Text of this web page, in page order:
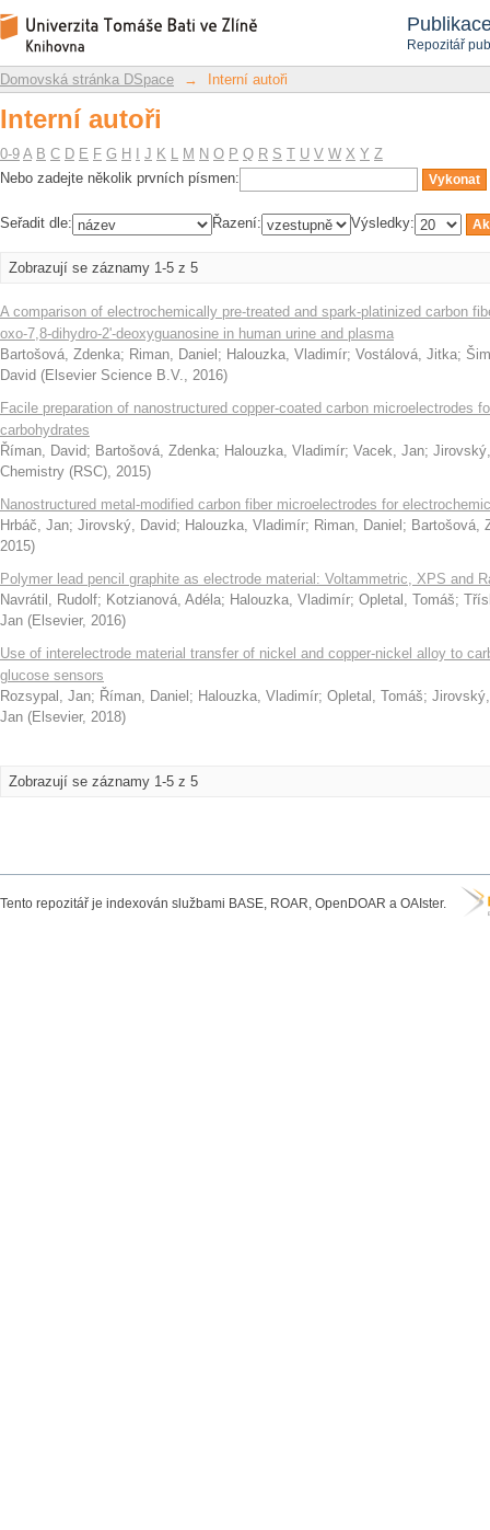
Repozitář
Interní autoři
Repozitář DSpace/Manakin
Domovská stránka DSpace → Interní autoři
Interní autoři
0-9 A B C D E F G H J K L M N O P Q R S T U V W X Y Z
Nebo zadejte několik prvních písmen:
Seřadit dle: Řazení: Výsledky:
Zobrazují se záznamy 1-5 z 5
A comparison of electrochemically pre-treated and spark-platinized carbon
oxo-7,8-dihydro-2'-deoxyguanosine in human urine and plasma
Bartošová, Zdenka; Riman, Daniel ; Halouzka, Vladimír; Vostálová, Jitka;
David (Elsevier Science B.V., 2016)
Facile preparation of nanostructured copper-coated carbon microelectrodes
carbohydrates
Říman, David; Bartošová, Zdenka; Halouzka, Vladimír; Vacek, Jan;
Chemistry (RSC), 2015)
Nanostructured metal-modified carbon fiber microelectrodes for
Hrbáč, Jan; Jirovský, David; Halouzka, Vladimír; Riman, Daniel ; Bartošová,
2015)
Polymer lead pencil graphite as electrode material: Voltammetric, XPS and
Navrátil, Rudolf; Kotzianová, Adéla; Halouzka, Vladimír; Opletal, Tomáš;
Jan (Elsevier, 2016)
Use of interelectrode material transfer of nickel and copper‑nickel alloy to
glucose sensors
Rozsypal, Jan; Říman, Daniel ; Halouzka, Vladimír; Opletal, Tomáš;
Jan (Elsevier, 2018)
Zobrazují se záznamy 1-5 z 5
Tento repozitář je indexován službami BASE, ROAR, OpenDOAR a OAIster.